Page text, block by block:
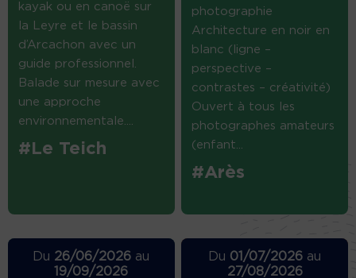
kayak ou en canoë sur
la Leyre et le bassin
d’Arcachon avec un
guide professionnel.
Balade sur mesure avec
une approche
environnementale....
#Le Teich
photographie
Architecture en noir en
blanc (ligne –
perspective –
contrastes – créativité)
Ouvert à tous les
photographes amateurs
(enfant...
#Arès
Du 26/06/2026 au
19/09/2026
Du 01/07/2026 au
27/08/2026